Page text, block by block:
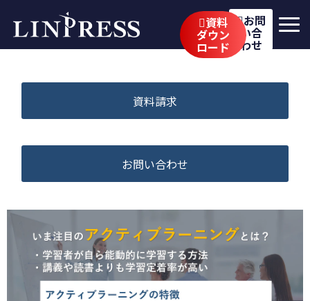
資料
ダウン
ロード
お問
い合
わせ
サービス
イベント・セミナー
企業情報
採用情報
資料請求
お問い合わせ